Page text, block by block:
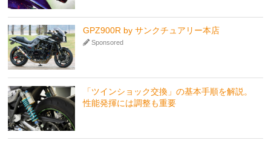
GPZ900R by サンクチュアリー本店
Sponsored
「ツインショック交換」の基本手順を解説。
性能発揮には調整も重要